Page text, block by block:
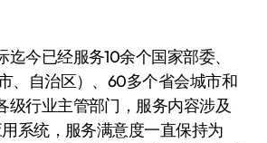
今已经服务10余个国家部委、
、自治区）、60多个省会城市和
级行业主管部门，服务内容涉及
系统，服务满意度一直保持为